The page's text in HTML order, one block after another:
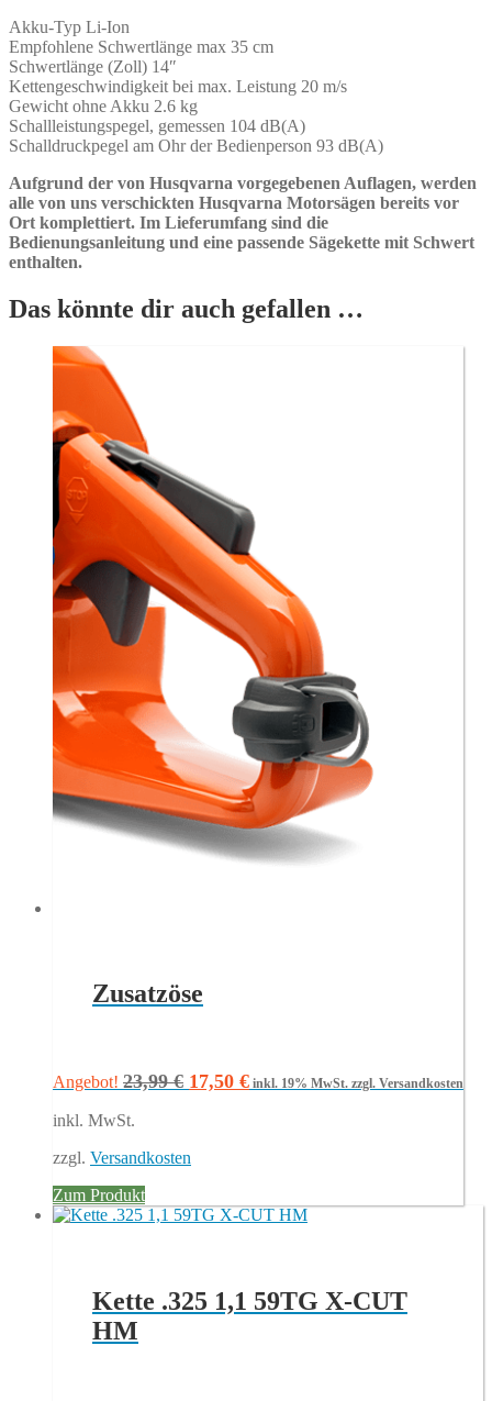
Akku-Typ Li-Ion
Empfohlene Schwertlänge max 35 cm
Schwertlänge (Zoll) 14″
Kettengeschwindigkeit bei max. Leistung 20 m/s
Gewicht ohne Akku 2.6 kg
Schallleistungspegel, gemessen 104 dB(A)
Schalldruckpegel am Ohr der Bedienperson 93 dB(A)
Aufgrund der von Husqvarna vorgegebenen Auflagen, werden
alle von uns verschickten Husqvarna Motorsägen bereits vor
Ort komplettiert. Im Lieferumfang sind die
Bedienungsanleitung und eine passende Sägekette mit Schwert
enthalten.
Das könnte dir auch gefallen …
Zusatzöse
Angebot! 23,99€ Ursprünglicher
23,99 €
17,50 €Aktueller
inkl. 19% MwSt. zzgl. Versandkosten
inkl. MwSt.
zzgl. Versandkosten
Zum Produkt
Kette .325 1,1 59TG X-CUT
HM